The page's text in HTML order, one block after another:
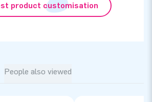
product customisation
People also viewed